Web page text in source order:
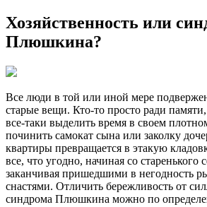
Хозяйственность или
Плюшкина?
Все люди в той или иной мере
старые вещи. Кто-то просто ради
все-таки выделить время в своем
починить самокат сына или заколку
квартиры превращается в этакую
все, что угодно, начиная со старенького
заканчивая пришедшими в негодность
снастями. Отличить бережливость от
синдрома Плюшкина можно по